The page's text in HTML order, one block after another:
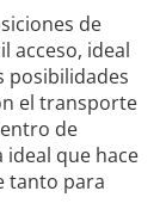
de
acceso, ideal
posibilidades
el transporte
de
que hace
tanto para